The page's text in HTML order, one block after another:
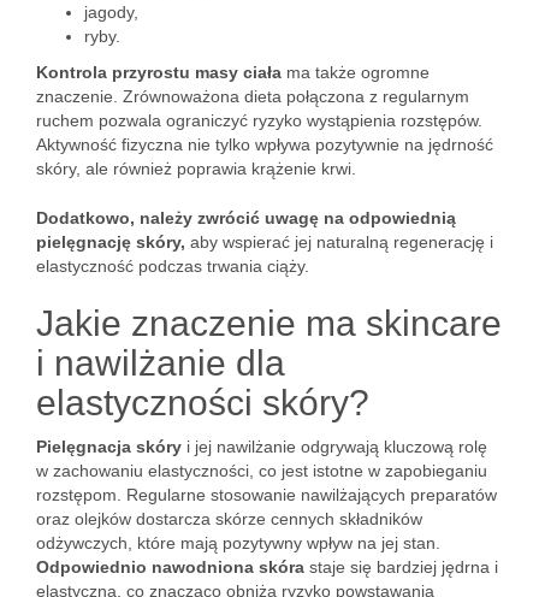
jagody,
ryby.
Kontrola przyrostu masy ciała ma także ogromne
znaczenie. Zrównoważona dieta połączona z regularnym
ruchem pozwala ograniczyć ryzyko wystąpienia rozstępów.
Aktywność fizyczna nie tylko wpływa pozytywnie na jędrność
skóry, ale również poprawia krążenie krwi.
Dodatkowo, należy zwrócić uwagę na odpowiednią
pielęgnację skóry, aby wspierać jej naturalną regenerację i
elastyczność podczas trwania ciąży.
Jakie znaczenie ma skincare
i nawilżanie dla
elastyczności skóry?
Pielęgnacja skóry i jej nawilżanie odgrywają kluczową rolę
w zachowaniu elastyczności, co jest istotne w zapobieganiu
rozstępom. Regularne stosowanie nawilżających preparatów
oraz olejków dostarcza skórze cennych składników
odżywczych, które mają pozytywny wpływ na jej stan.
Odpowiednio nawodniona skóra staje się bardziej jędrna i
elastyczna, co znacząco obniża ryzyko powstawania